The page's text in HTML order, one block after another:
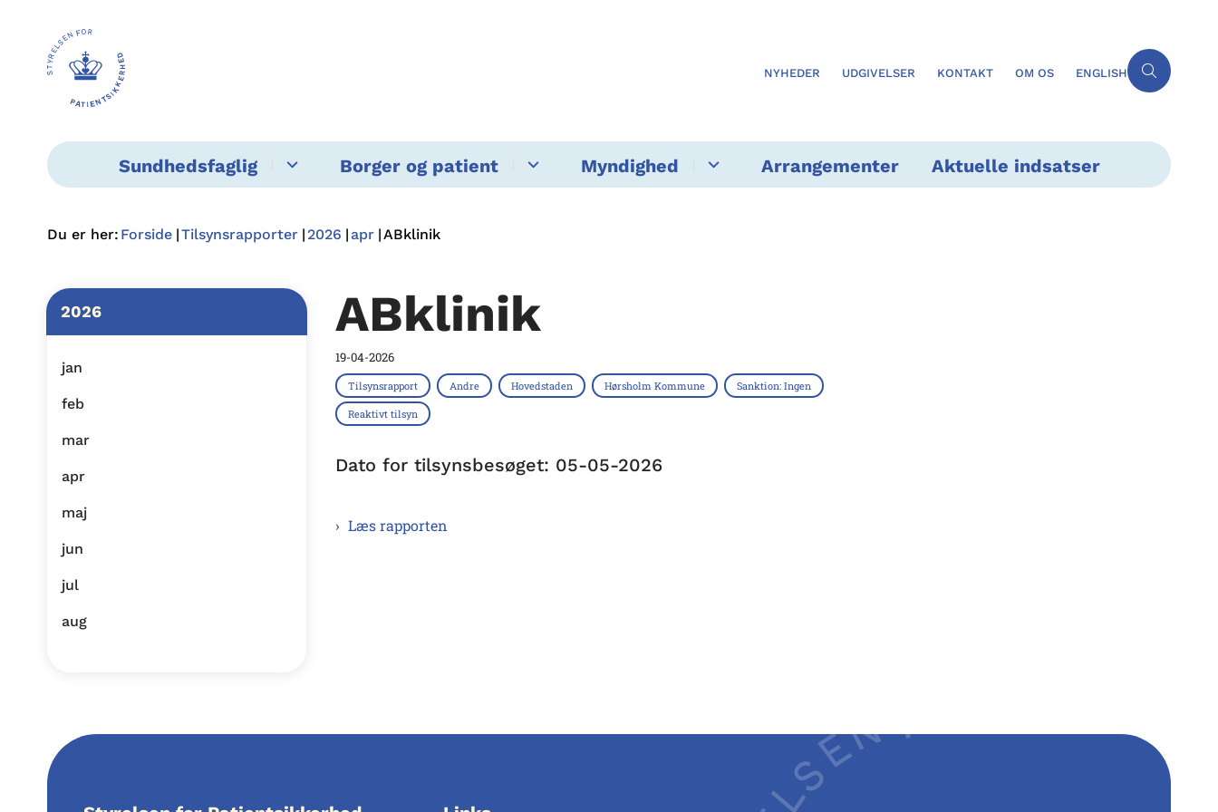
NYHEDER UDGIVELSER KONTAKT OM OS ENGLISH
Sundhedsfaglig Borger og patient Myndighed Arrangementer Aktuelle indsatser
Du er her: Forside Tilsynsrapporter 2026 apr ABklinik
2026
jan
feb
mar
apr
maj
jun
jul
aug
ABklinik
19-04-2026
Tilsynsrapport Andre Hovedstaden Hørsholm Kommune Sanktion: Ingen
Reaktivt tilsyn
Dato for tilsynsbesøget: 05-05-2026
Læs rapporten